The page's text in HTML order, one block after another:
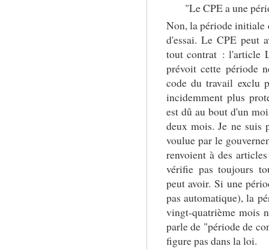
"Le CPE a une
Non, la période initiale
d'essai. Le CPE peut
tout contrat : l'article
prévoit cette période
code du travail exclu
incidemment plus
est dû au bout d'un
deux mois. Je ne suis
voulue par le
renvoient à des
vérifie pas toujours
peut avoir. Si une
pas automatique), la
vingt-quatrième mois
parle de "période de
figure pas dans la loi.